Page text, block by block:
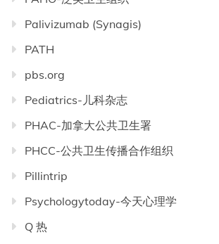
Palivizumab (Synagis)
PATH
pbs.org
Pediatrics-儿科杂志
PHAC-加拿大公共卫生署
PHCC-公共卫生传播合作组织
Pillintrip
Psychologytoday-今天心理学
Q 热